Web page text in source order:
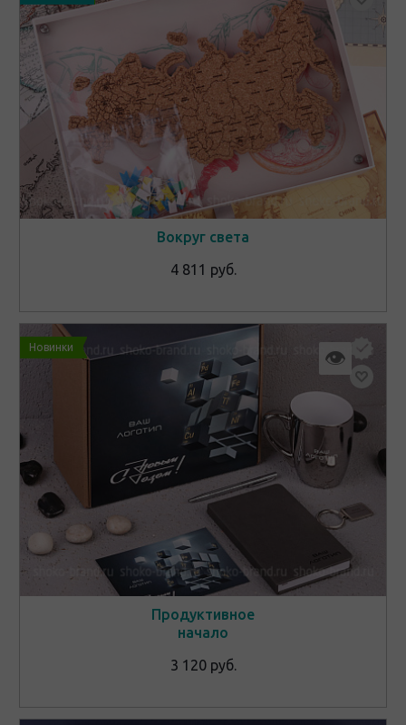
Вокруг света
4 811 руб.
Новинки 👁
Продуктивное
начало
3 120 руб.